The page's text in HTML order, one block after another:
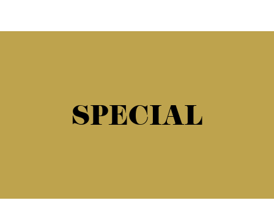
SPECIAL